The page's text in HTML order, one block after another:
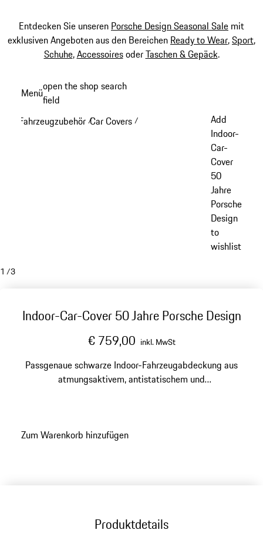
Entdecken Sie unseren Porsche Design Seasonal Sale mit
exklusiven Angeboten aus den Bereichen Ready to Wear,Sport,
Schuhe,AccessoiresoderTaschen & Gepäck.
Hauptinhalt
Menüopen the shop search
field
Fahrzeugzubehör /Car Covers /
Add
Indoor-
Car-
Cover
50
Jahre
Porsche
Design
to
wishlist
1 /3
Indoor-Car-Cover 50 Jahre Porsche Design
€ 759,00 inkl. MwSt
Passgenaue schwarze Indoor-Fahrzeugabdeckung aus
atmungsaktivem, antistatischem und
Zum Warenkorb hinzufügen
Produktdetails